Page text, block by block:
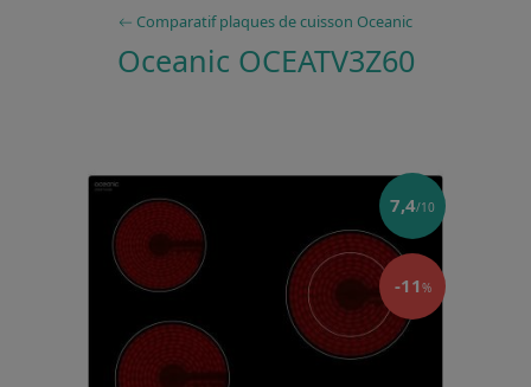
Comparatif plaques de cuisson Oceanic
Oceanic OCEATV3Z60
7,4/10
-11 %